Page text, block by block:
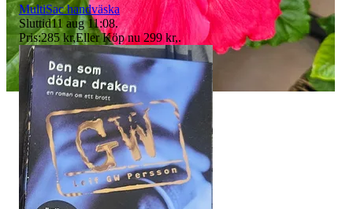
MultiSac handväska
Sluttid11 aug 11:08.
Pris:285 kr,Eller Köp nu 299 kr,.